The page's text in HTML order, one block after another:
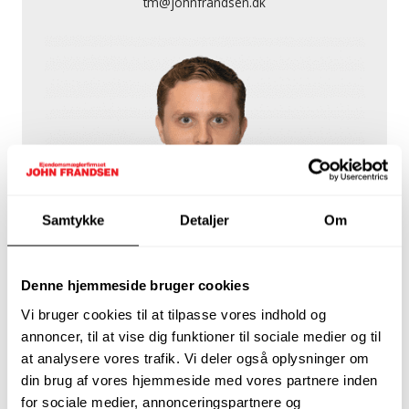
Samtykke Detaljer Om
Denne hjemmeside bruger cookies
Vi bruger cookies til at tilpasse vores indhold og
annoncer, til at vise dig funktioner til sociale medier og til
at analysere vores trafik. Vi deler også oplysninger om
din brug af vores hjemmeside med vores partnere inden
for sociale medier, annonceringspartnere og
Mathias Thorsø Boel
60 47 20 60
mtp@johnfrandsen.dk